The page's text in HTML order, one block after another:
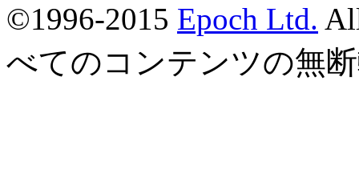
©1996-2015 Epoch Ltd.
べてのコンテンツの無